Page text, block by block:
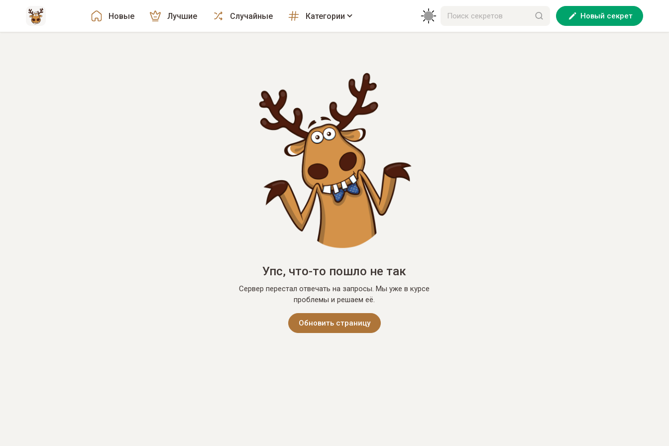
Новые Лучшие Случайные Категории Новый секрет
Упс, что-то пошло не так
Сервер перестал отвечать на запросы. Мы уже в курсе
проблемы и решаем её.
Обновить страницу